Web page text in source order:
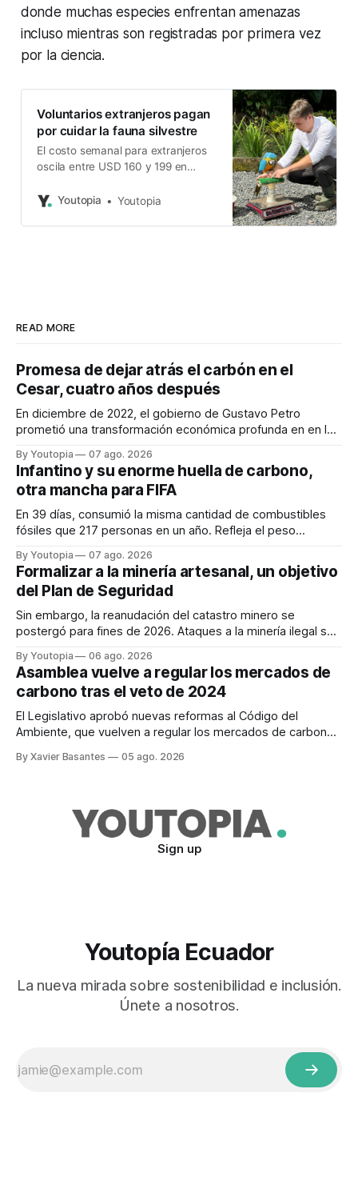
donde muchas especies enfrentan amenazas
incluso mientras son registradas por primera vez
por la ciencia.
Voluntarios extranjeros pagan
por cuidar la fauna silvestre
El costo semanal para extranjeros
oscila entre USD 160 y 199 en
un modelo de voluntariado
Youtopia Youtopia
READ MORE
Promesa de dejar atrás el carbón en el
Cesar, cuatro años después
En diciembre de 2022, el gobierno de Gustavo Petro
prometió una transformación económica profunda en en la
By Youtopia 07 ago. 2026
Infantino y su enorme huella de carbono,
otra mancha para FIFA
En 39 días, consumió la misma cantidad de combustibles
fósiles que 217 personas en un año. Refleja el peso
By Youtopia 07 ago. 2026
Formalizar a la minería artesanal, un objetivo
del Plan de Seguridad
Sin embargo, la reanudación del catastro minero se
postergó para fines de 2026. Ataques a la minería ilegal se
By Youtopia 06 ago. 2026
Asamblea vuelve a regular los mercados de
carbono tras el veto de 2024
El Legislativo aprobó nuevas reformas al Código del
Ambiente, que vuelven a regular los mercados de carbono,
By Xavier Basantes 05 ago. 2026
Sign up
Youtopía Ecuador
La nueva mirada sobre sostenibilidad e inclusión.
Únete a nosotros.